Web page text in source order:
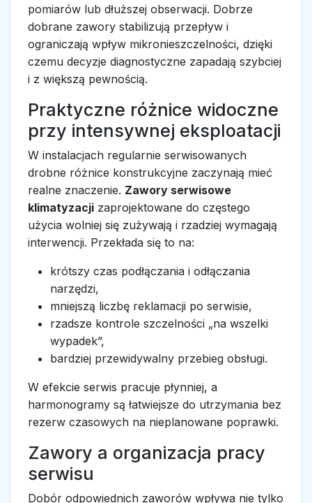
pomiarów lub dłuższej obserwacji. Dobrze
dobrane zawory stabilizują przepływ i
ograniczają wpływ mikronieszczelności, dzięki
czemu decyzje diagnostyczne zapadają szybciej
i z większą pewnością.
Praktyczne różnice widoczne
przy intensywnej eksploatacji
W instalacjach regularnie serwisowanych
drobne różnice konstrukcyjne zaczynają mieć
realne znaczenie. Zawory serwisowe
klimatyzacji zaprojektowane do częstego
użycia wolniej się zużywają i rzadziej wymagają
interwencji. Przekłada się to na:
krótszy czas podłączania i odłączania
narzędzi,
mniejszą liczbę reklamacji po serwisie,
rzadsze kontrole szczelności „na wszelki
wypadek”,
bardziej przewidywalny przebieg obsługi.
W efekcie serwis pracuje płynniej, a
harmonogramy są łatwiejsze do utrzymania bez
rezerw czasowych na nieplanowane poprawki.
Zawory a organizacja pracy
serwisu
Dobór odpowiednich zaworów wpływa nie tylko